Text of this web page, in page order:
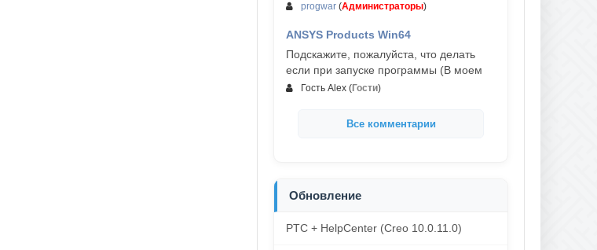
progwar (Администраторы)
ANSYS Products Win64
Подскажите, пожалуйста, что делать
если при запуске программы (В моем
Гость Alex (Гости)
Все комментарии
Обновление
PTC + HelpCenter (Creo 10.0.11.0)